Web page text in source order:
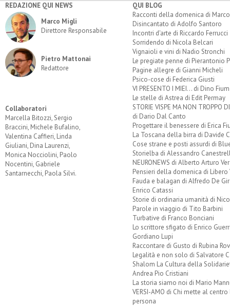
REDAZIONE QUI NEWS
Marco Migli
Direttore Responsabile
Pietro Mattonai
Redattore
Collaboratori
Marcella Bitozzi, Sergio
Braccini, Michele Bufalino,
Valentina Caffieri, Linda
Giuliani, Dina Laurenzi,
Monica Nocciolini, Paolo
Nocentini, Gabriele
Santarnecchi, Paola Silvi.
QUI BLOG
Racconti della domenica di
Disincantato di Adolfo Santoro
Incontri d'arte di Riccardo Ferrucci
Sorridendo di Nicola Belcari
Vignaioli e vini di Nadio Stronchi
Le pregiate penne di Pierantonio
Pagine allegre di Gianni Micheli
Psico-cose di Federica Giusti
VI PRESENTO I MIEI... di Dino
Le stelle di Astrea di Edit Permay
STORIE VISPE MA NON TROPPO
di Dario Dal Canto
Progettare il benessere di Erica
La Toscana della birra di Davide
Cose strane e posti assurdi di
Storielba di Alessandro
NEURONEWS di Alberto Arturo
Pensieri della domenica di Libero
Fauda e balagan di Alfredo De
Enrico Catassi
Storie di ordinaria umanità di
Parole in viaggio di Tito Barbini
Turbative di Franco Bonciani
Lo scrittore sfigato di Enrico
Gordiano Lupi
Raccontare di Gusto di Rubina
Legalità e non solo di Salvatore
Shalom La Cultura della
Andrea Pio Cristiani
La storia siamo noi di Mario
VERSI-AMO di Chi mette al centro
persona